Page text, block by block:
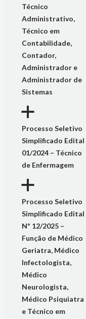
Técnico
Administrativo,
Técnico em
Contabilidade,
Contador,
Administrador e
Administrador de
Sistemas
a
Processo Seletivo
Simplificado Edital
01/2024 – Técnico
de Enfermagem
a
Processo Seletivo
Simplificado Edital
Nº 12/2025 –
Função de Médico
Geriatra, Médico
Infectologista,
Médico
Neurologista,
Médico Psiquiatra
e Técnico em